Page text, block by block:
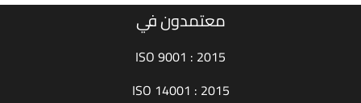
معتمدون في
ISO 9001 : 2015
ISO 14001 : 2015